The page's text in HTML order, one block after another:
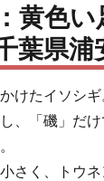
黄色い
葉県浦
けたイソシギ
、「磯」だ
さく、トウネ